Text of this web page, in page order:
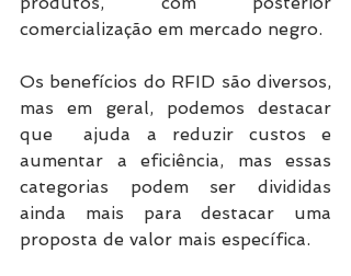
comercialização em mercado negro.
Os benefícios do RFID são diversos,
mas em geral, podemos destacar
que  ajuda a reduzir custos e
aumentar a eficiência, mas essas
categorias podem ser divididas
ainda mais para destacar uma
proposta de valor mais específica.